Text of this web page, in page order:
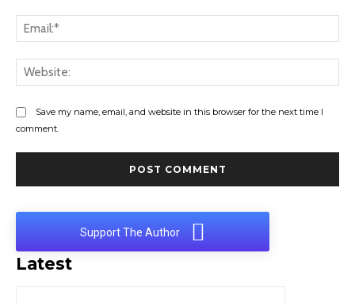
Save my name, email, and website in this browser for the next time I
comment.
Support The Author
Latest